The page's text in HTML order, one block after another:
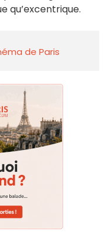
qu’excentrique.
de Paris